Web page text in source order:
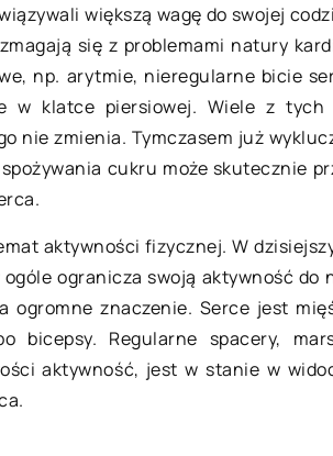
większą wagę do swojej
się z problemami natury
np. arytmie, nieregularne bicie
w klatce piersiowej. Wiele z tych
nie zmienia. Tymczasem już
cukru może skutecznie
aktywności fizycznej. W
ogranicza swoją aktywność do
ogromne znaczenie. Serce jest
Regularne spacery,
aktywność, jest w stanie w
to
21 lutego 2021
Plafony, czym różnią
Jednym z istotnych
decydujących o
funkcjonalności
pomieszczenia
oświetlenie. To od